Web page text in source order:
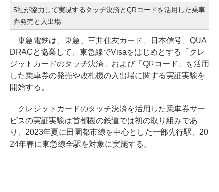
5社が協力して実現するタッチ決済とQRコードを活用した乗車
券発売と入出場
東急電鉄は、東急、三井住友カード、日本信号、QUA
DRACと協業して、東急線でVisaをはじめとする「クレ
ジットカードのタッチ決済」および「QRコード」を活用
した乗車券の発売や改札機の入出場に関する実証実験を
開始する。
クレジットカードのタッチ決済を活用した乗車券サー
ビスの実証実験は首都圏の鉄道では初の取り組みであ
り、2023年夏に田園都市線を中心とした一部先行駅、20
24年春に東急線全駅を対象に実施する。